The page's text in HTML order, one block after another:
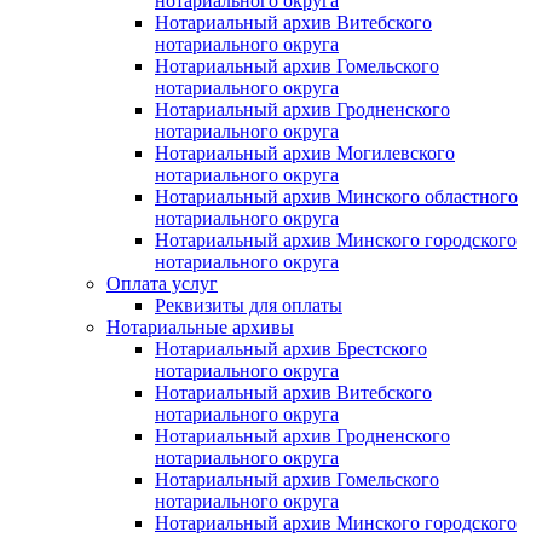
Нотариальный архив Витебского
нотариального округа
Нотариальный архив Гомельского
нотариального округа
Нотариальный архив Гродненского
нотариального округа
Нотариальный архив Могилевского
нотариального округа
Нотариальный архив Минского областного
нотариального округа
Нотариальный архив Минского городского
нотариального округа
Оплата услуг
Реквизиты для оплаты
Нотариальные архивы
Нотариальный архив Брестского
нотариального округа
Нотариальный архив Витебского
нотариального округа
Нотариальный архив Гродненского
нотариального округа
Нотариальный архив Гомельского
нотариального округа
Нотариальный архив Минского городского